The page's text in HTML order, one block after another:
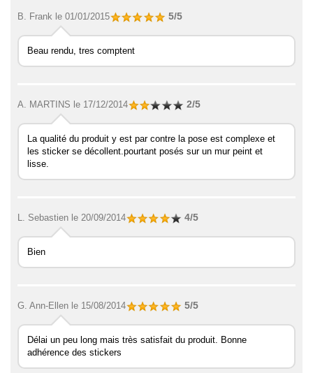
B. Frank le 01/01/2015 5/5
Beau rendu, tres comptent
A. MARTINS le 17/12/2014 2/5
La qualité du produit y est par contre la pose est complexe et
les sticker se décollent.pourtant posés sur un mur peint et
lisse.
L. Sebastien le 20/09/2014 4/5
Bien
G. Ann-Ellen le 15/08/2014 5/5
Délai un peu long mais très satisfait du produit. Bonne
adhérence des stickers